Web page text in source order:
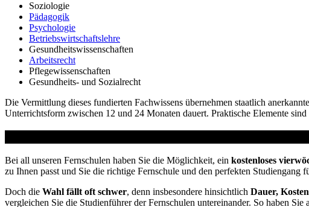
Soziologie
Pädagogik
Psychologie
Betriebswirtschaftslehre
Gesundheitswissenschaften
Arbeitsrecht
Pflegewissenschaften
Gesundheits- und Sozialrecht
Die Vermittlung dieses fundierten Fachwissens übernehmen staatlich
Unterrichtsform zwischen 12 und 24 Monaten dauert. Praktische Elemente
Bei all unseren Fernschulen haben Sie die Möglichkeit, ein kostenloses
zu Ihnen passt und Sie die richtige Fernschule und den perfekten Studiengang
Doch die Wahl fällt oft schwer, denn insbesondere hinsichtlich Dauer,
vergleichen Sie die Studienführer der Fernschulen untereinander. So haben